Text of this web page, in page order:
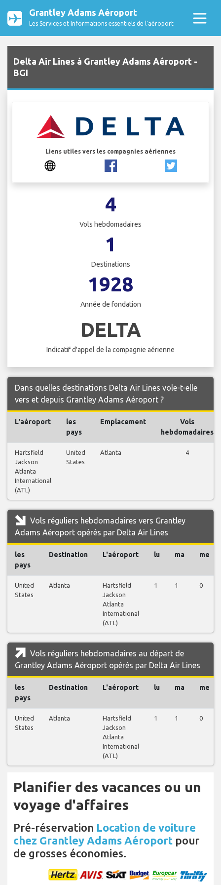
Grantley Adams Aéroport
Les Services et Informations essentiels de l’aéroport
Delta Air Lines à Grantley Adams Aéroport -
BGI
Liens utiles vers les compagnies aériennes
4
Vols hebdomadaires
1
Destinations
1928
Année de fondation
DELTA
Indicatif d'appel de la compagnie aérienne
Dans quelles destinations Delta Air Lines vole-t-elle
vers et depuis Grantley Adams Aéroport ?
L'aéroport
les
pays
Emplacement
Vols
hebdomadaires
Hartsfield
Jackson
Atlanta
International
(ATL)
United
States
Atlanta 4
Vols réguliers hebdomadaires vers Grantley
Adams Aéroport opérés par Delta Air Lines
les
pays
Destination L'aéroport lu ma me
United
States
Atlanta
Hartsfield
Jackson
Atlanta
International
(ATL)
1 1 0
Vols réguliers hebdomadaires au départ de
Grantley Adams Aéroport opérés par Delta Air Lines
les
pays
Destination L'aéroport lu ma me
United
States
Atlanta
Hartsfield
Jackson
Atlanta
International
(ATL)
1 1 0
Planifier des vacances ou un
voyage d'affaires
Pré-réservation Location de voiture
chez Grantley Adams Aéroport pour
de grosses économies.